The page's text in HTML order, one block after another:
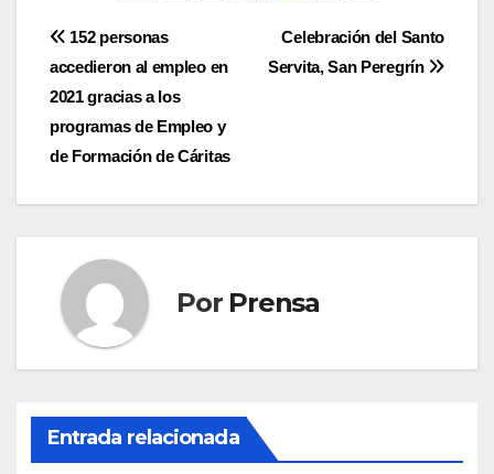
Navegación
de
entradas
Celebración del Santo
Servita, San Peregrín
152 personas
accedieron al empleo en
2021 gracias a los
programas de Empleo y
de Formación de Cáritas
Por Prensa
Entrada relacionada